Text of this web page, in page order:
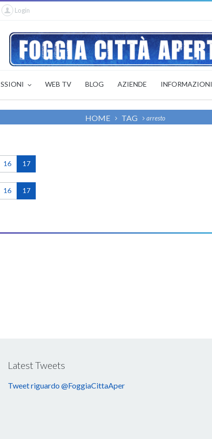
Login
WEB TV BLOG AZIENDE INFORMAZIONI
HOME TAG arresto
16 17
16 17
Latest Tweets
Tweet riguardo @FoggiaCittaAper